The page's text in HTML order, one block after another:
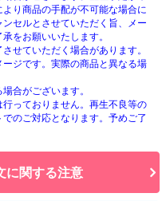
り商品の手配が不可能な場合に
セルとさせていただく旨、メー
をお願いいたします。
せていただく場合があります。
ジです。実際の商品と異なる場
合がございます。
っておりません。再生不良等の
のご対応となります。予めご了
に関する注意